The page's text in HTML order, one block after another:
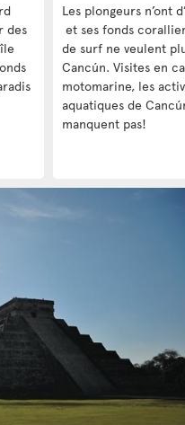
des
Les plongeurs n’ont
et ses fonds
de surf ne veulent
Cancún. Visites en
motomarine, les
aquatiques de
manquent pas!